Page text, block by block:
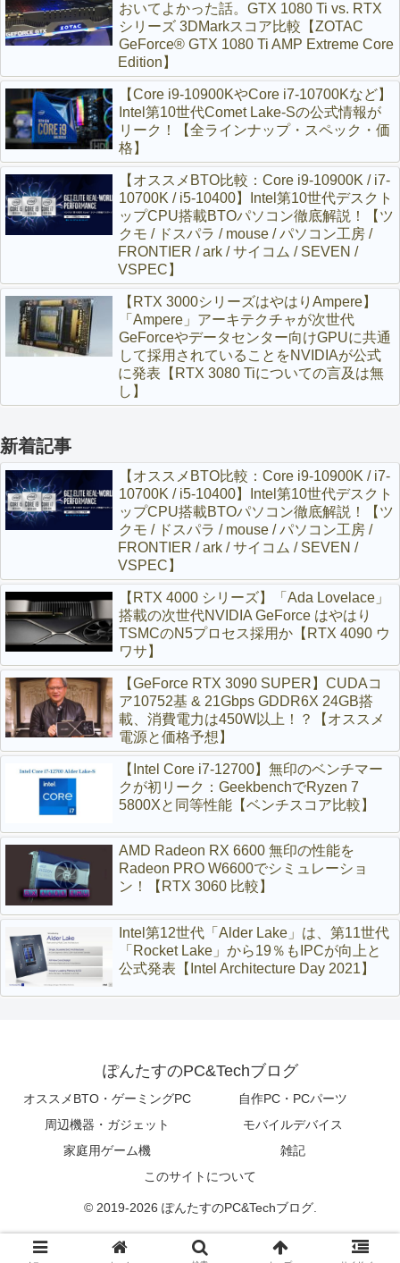
おいてよかった話。GTX 1080 Ti vs. RTX
シリーズ 3DMarkスコア比較【ZOTAC
GeForce® GTX 1080 Ti AMP Extreme Core
Edition】
【Core i9-10900KやCore i7-10700Kなど】
Intel第10世代Comet Lake-Sの公式情報が
リーク！【全ラインナップ・スペック・価
格】
【オススメBTO比較：Core i9-10900K / i7-
10700K / i5-10400】Intel第10世代デスクト
ップCPU搭載BTOパソコン徹底解説！【ツ
クモ / ドスパラ / mouse / パソコン工房 /
FRONTIER / ark / サイコム / SEVEN /
VSPEC】
【RTX 3000シリーズはやはりAmpere】
「Ampere」アーキテクチャが次世代
GeForceやデータセンター向けGPUに共通
して採用されていることをNVIDIAが公式
に発表【RTX 3080 Tiについての言及は無
し】
新着記事
【オススメBTO比較：Core i9-10900K / i7-
10700K / i5-10400】Intel第10世代デスクト
ップCPU搭載BTOパソコン徹底解説！【ツ
クモ / ドスパラ / mouse / パソコン工房 /
FRONTIER / ark / サイコム / SEVEN /
VSPEC】
【RTX 4000 シリーズ】「Ada Lovelace」
搭載の次世代NVIDIA GeForce はやはり
TSMCのN5プロセス採用か【RTX 4090 ウ
ワサ】
【GeForce RTX 3090 SUPER】CUDAコ
ア10752基 & 21Gbps GDDR6X 24GB搭
載、消費電力は450W以上！？【オススメ
電源と価格予想】
【Intel Core i7-12700】無印のベンチマー
クが初リーク：GeekbenchでRyzen 7
5800Xと同等性能【ベンチスコア比較】
AMD Radeon RX 6600 無印の性能を
Radeon PRO W6600でシミュレーショ
ン！【RTX 3060 比較】
Intel第12世代「Alder Lake」は、第11世代
「Rocket Lake」から19％もIPCが向上と
公式発表【Intel Architecture Day 2021】
ぽんたすのPC&Techブログ
オススメBTO・ゲーミングPC
自作PC・PCパーツ
周辺機器・ガジェット
モバイルデバイス
家庭用ゲーム機
雑記
このサイトについて
© 2019-2026 ぽんたすのPC&Techブログ.